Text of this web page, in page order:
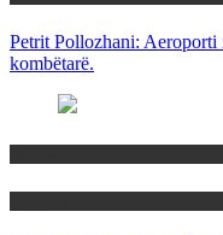
Petrit Pollozhani:
kombëtarë.